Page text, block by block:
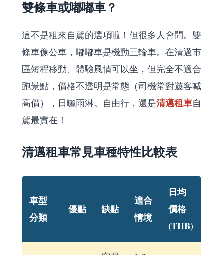
雙條車或嘟嘟車？
這不是租來自駕的選項啦！但很多人會問。雙
條車像公車，嘟嘟車是機動三輪車。在清邁市
區短程移動、體驗風情可以坐，但完全不適合
跑景點，價格不透明是常態（司機常對遊客喊
高價），日曬雨淋。自由行，還是清邁租車自
駕最實在！
清邁租車常見車種特性比較表
車型
分類
優點 缺點
適合
情境
日均
價格
(THB)